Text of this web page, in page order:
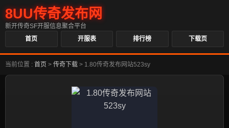
8UU传奇发布网
新开传奇SF开服信息聚合平台
首页
开服表 排行榜 下载页
当前位置 : 首页 > 传奇下载 > 1.80传奇发布网站523sy